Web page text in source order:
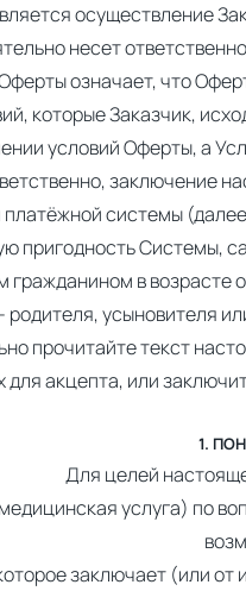
осуществление
несет
означает, что
которые Заказчик,
условий Оферты, а
заключение
платёжной системы
пригодность Системы,
в возрасте
усыновителя
прочитайте текст
акцепта, или
1.
Для целей
услуга) по
заключает (или